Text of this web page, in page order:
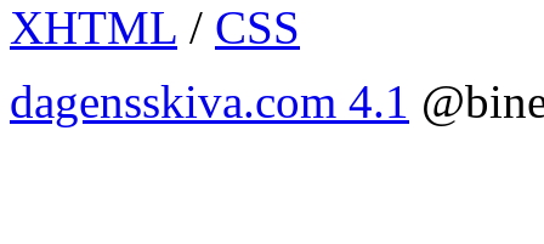
XHTML / CSS
dagensskiva.com 4.1